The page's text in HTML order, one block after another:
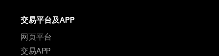
交易平台及APP
网页平台
交易APP